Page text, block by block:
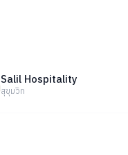
Salil Hospitality
สุขุมวิท